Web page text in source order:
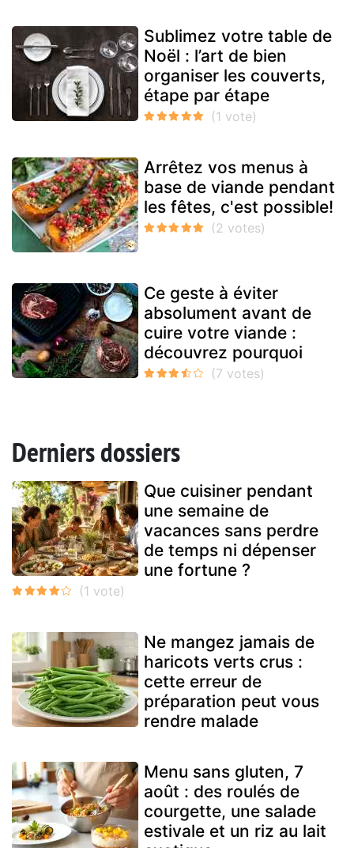
Sublimez votre table de
Noël : l’art de bien
organiser les couverts,
étape par étape
Arrêtez vos menus à
base de viande pendant
les fêtes, c'est possible!
Ce geste à éviter
absolument avant de
cuire votre viande :
découvrez pourquoi
Derniers dossiers
Que cuisiner pendant
une semaine de
vacances sans perdre
de temps ni dépenser
une fortune ?
Ne mangez jamais de
haricots verts crus :
cette erreur de
préparation peut vous
rendre malade
Menu sans gluten, 7
août : des roulés de
courgette, une salade
estivale et un riz au lait